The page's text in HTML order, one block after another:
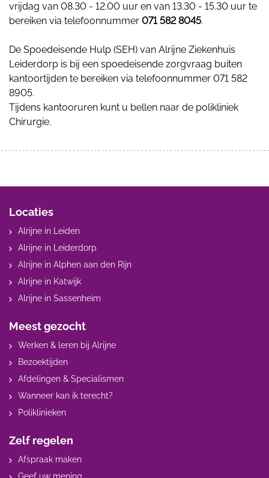
vrijdag van 08.30 - 12.00 uur en van 13.30 - 15.30 uur te
bereiken via telefoonnummer 071 582 8045.
De Spoedeisende Hulp (SEH) van Alrijne Ziekenhuis
Leiderdorp is bij een spoedeisende zorgvraag buiten
kantoortijden te bereiken via telefoonnummer 071 582
8905.
Tijdens kantooruren kunt u bellen naar de polikliniek
Chirurgie.
Locaties
Alrijne in Leiden
Alrijne in Leiderdorp
Alrijne in Alphen aan den Rijn
Alrijne in Katwijk
Alrijne in Sassenheim
Meest gezocht
Werken & leren bij Alrijne
Bezoektijden
Afdelingen & Specialismen
Wanneer kan ik terecht?
Poliklinieken
Zelf regelen
Afspraak maken